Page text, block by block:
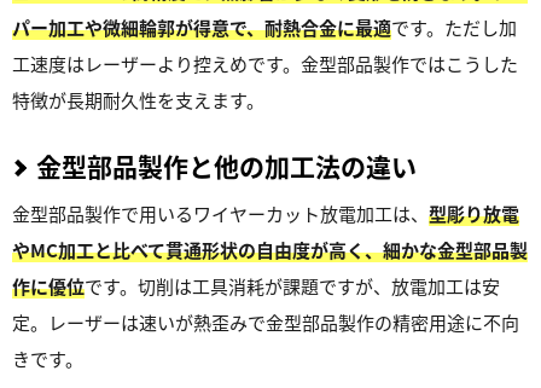
パー加工や微細輪郭が得意で、耐熱合金に最適です。ただし加
工速度はレーザーより控えめです。金型部品製作ではこうした
特徴が長期耐久性を支えます。
金型部品製作と他の加工法の違い
金型部品製作で用いるワイヤーカット放電加工は、 型彫り放電
やMC加工と比べて貫通形状の自由度が高く、細かな金型部品製
作に優位です。切削は工具消耗が課題ですが、放電加工は安
定。レーザーは速いが熱歪みで金型部品製作の精密用途に不向
きです。